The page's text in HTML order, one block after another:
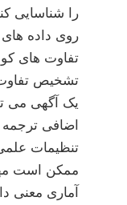
را شناسایی
روی داده
تفاوت های
یک آگهی می
اضافی ترجمه
تنظیمات
ممکن است
آماری معنی